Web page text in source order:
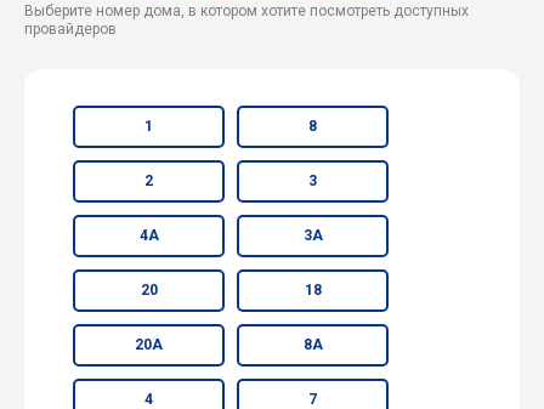
Выберите номер дома, в котором хотите посмотреть доступных
провайдеров
1 8
2 3
4А 3А
20 18
20А 8А
4 7